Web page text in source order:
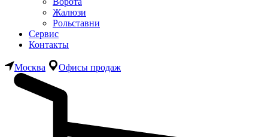
Жалюзи
Рольставни
Сервис
Контакты
Москва Офисы продаж